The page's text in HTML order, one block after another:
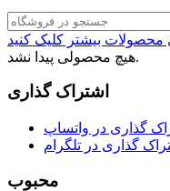
هیچ محصولی پیدا نشد.
اشتراک گذاری
گذاری در واتساپ
گذاری در تلگرام
محبوب